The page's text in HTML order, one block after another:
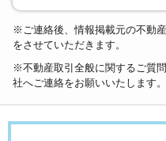
※ご連絡後、情報掲載元の不動
をさせていただきます。
※不動産取引全般に関するご質
社へご連絡をお願いいたします。